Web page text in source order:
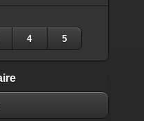
4 5